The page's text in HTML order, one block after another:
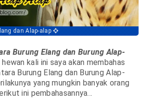
dan Alap-alap
Burung Elang dan Burung Alap-
kali ini saya akan membahas
Burung Elang dan Burung Alap-
yang mungkin banyak orang
ini pembahasannya...